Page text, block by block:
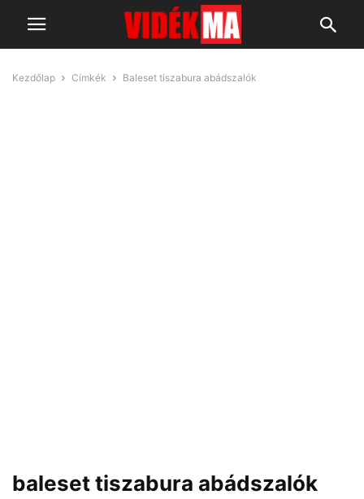
Kezdőlap Címkék Baleset tiszabura abádszalók
baleset tiszabura abádszalók